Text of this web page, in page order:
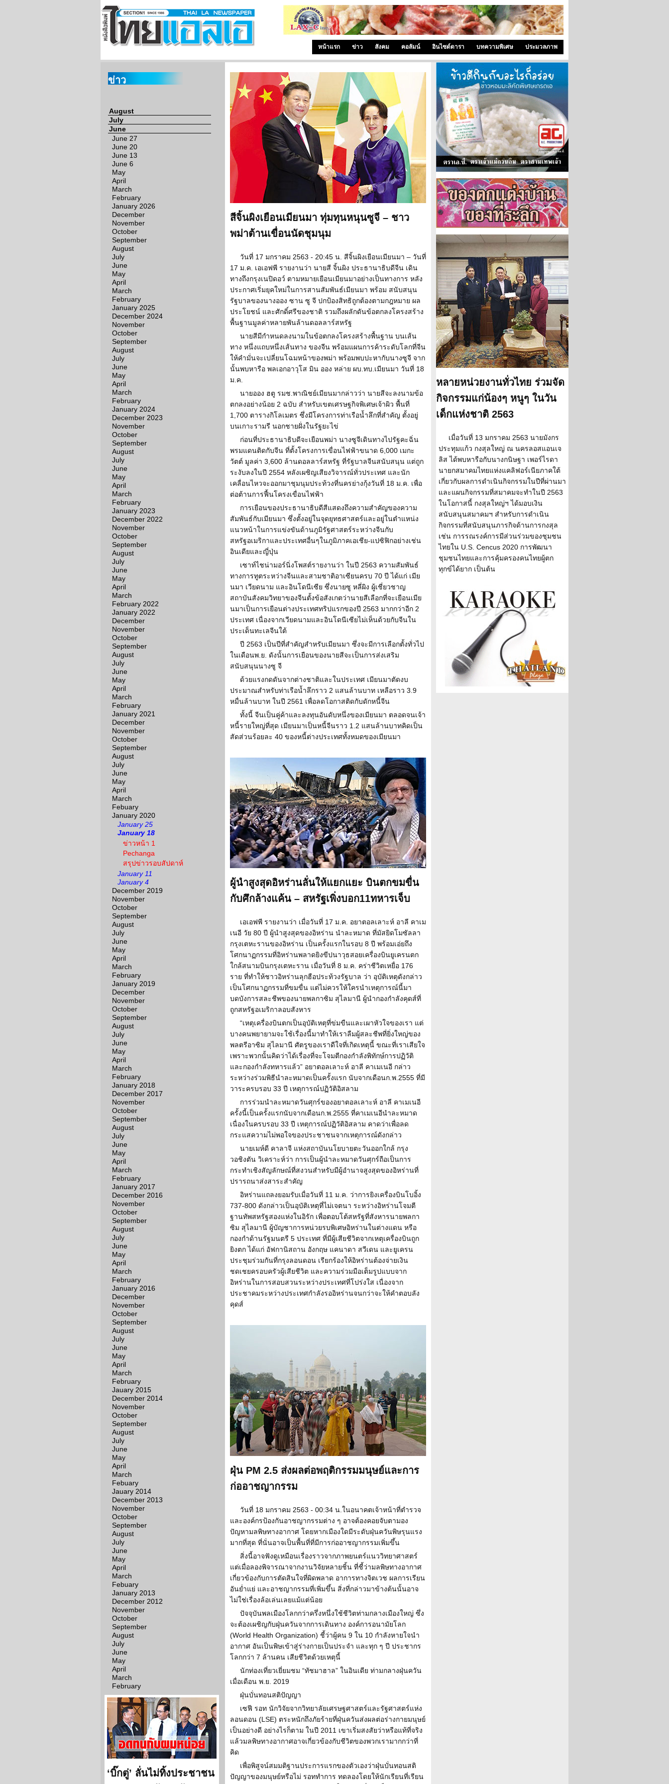
หน้าแรก ข่าว สังคม คอลัมน์ อินไซด์ดารา บทความพิเศษ ประมวลภาพ
ข่าว
August
July
June
June 27
June 20
June 13
June 6
May
April
March
February
January 2026
December
November
October
September
August
July
June
May
April
March
February
January 2025
December 2024
November
October
September
August
July
June
May
April
March
February
January 2024
December 2023
November
October
September
August
July
June
May
April
March
February
January 2023
December 2022
November
October
September
August
July
June
May
April
March
February 2022
January 2022
December
November
October
September
August
July
June
May
April
March
February
January 2021
December
November
October
September
August
July
June
May
April
March
Febuary
January 2020
January 25
January 18
ข่าวหน้า 1
Pechanga
สรุปข่าวรอบสัปดาห์
January 11
January 4
December 2019
November
October
September
August
July
June
May
April
March
February
January 2019
December
November
October
September
August
July
June
May
April
March
February
January 2018
December 2017
November
October
September
August
July
June
May
April
March
February
January 2017
December 2016
November
October
September
August
July
June
May
April
March
February
January 2016
December
November
October
September
August
July
June
May
April
March
February
Jauary 2015
December 2014
November
October
September
August
July
June
May
April
March
Febuary
Jauary 2014
December 2013
November
October
September
August
July
June
May
April
March
Febuary
January 2013
December 2012
November
October
September
August
July
June
May
April
March
February
‘บิ๊กตู่’ ลั่นไม่ทิ้งประชาชน
สีจิ้นผิงเยือนเมียนมา ทุ่มทุนหนุนซูจี – ชาว
พม่าต้านเขื่อนนัดชุมนุม
วันที่ 17 มกราคม 2563 - 20:45 น. สีจิ้นผิงเยือนเมียนมา – วันที่
17 ม.ค. เอเอฟพี รายงานว่า นายสี จิ้นผิง ประธานาธิบดีจีน เดิน
ทางถึงกรุงเนปิดอว์ ตามหมายเยือนเมียนมาอย่างเป็นทางการ หลัง
ประกาศเริ่มยุคใหม่ในการสานสัมพันธ์เมียนมา พร้อม สนับสนุน
รัฐบาลของนางออง ซาน ซู จี ปกป้องสิทธิถูกต้องตามกฎหมาย ผล
ประโยชน์ และศักดิ์ศรีของชาติ รวมถึงผลักดันข้อตกลงโครงสร้าง
พื้นฐานมูลค่าหลายพันล้านดอลลาร์สหรัฐ
นายสีมีกำหนดลงนามในข้อตกลงโครงสร้างพื้นฐาน บนเส้น
ทาง หนึ่งแถบหนึ่งเส้นทาง ของจีน พร้อมแผนการค้าระดับโลกที่จีน
ให้คำมั่นจะเปลี่ยนโฉมหน้าของพม่า พร้อมพบปะหากับนางซูจี จาก
นั้นพบหารือ พลเอกอาวุโส มิน ออง หล่าย ผบ.ทบ.เมียนมา วันที่ 18
ม.ค.
นายออง ฮตู รมช.พาณิชย์เมียนมากล่าวว่า นายสีจะลงนามข้อ
ตกลงอย่างน้อย 2 ฉบับ สำหรับเขตเศรษฐกิจพิเศษเจ้าผิว พื้นที่
1,700 ตารางกิโลเมตร ซึ่งมีโครงการท่าเรือน้ำลึกที่สำคัญ ตั้งอยู่
บนเกาะรามรี นอกชายฝั่งในรัฐยะไข่
ก่อนที่ประธานาธิบดีจะเยือนพม่า นางซูจีเดินทางไปรัฐคะฉิ่น
พรมแดนติดกับจีน ที่ตั้งโครงการเขื่อนไฟฟ้าขนาด 6,000 เมกะ
วัตต์ มูลค่า 3,600 ล้านดอลลาร์สหรัฐ ที่รัฐบาลจีนสนับสนุน แต่ถูก
ระงับลงในปี 2554 หลังเผชิญเสียงวิจารณ์ทั่วประเทศ และนัก
เคลื่อนไหวจะออกมาชุมนุมประท้วงที่นครย่างกุ้งวันที่ 18 ม.ค. เพื่อ
ต่อต้านการฟื้นโครงเขื่อนไฟฟ้า
การเยือนของประธานาธิบดีสีแสดงถึงความสำคัญของความ
สัมพันธ์กับเมียนมา ซึ่งตั้งอยู่ในจุดยุทธศาสตร์และอยู่ในตำแหน่ง
แนวหน้าในการแข่งขันด้านภูมิรัฐศาสตร์ระหว่างจีนกับ
สหรัฐอเมริกาและประเทศอื่นๆในภูมิภาคเอเชีย-แปซิฟิกอย่างเช่น
อินเดียและญี่ปุ่น
เซาท์ไชน่ามอร์นิ่งโพสต์รายงานว่า ในปี 2563 ความสัมพันธ์
ทางการทูตระหว่างจีนและสามชาติอาเซียนครบ 70 ปี ได้แก่ เมีย
นมา เวียดนาม และอินโดนีเซีย ซึ่งนายซู หลี่ผิง ผู้เชี่ยวชาญ
สถาบันสังคมวิทยาของจีนตั้งข้อสังเกตว่านายสีเลือกที่จะเยือนเมีย
นมาเป็นการเยือนต่างประเทศทริปแรกของปี 2563 มากกว่าอีก 2
ประเทศ เนื่องจากเวียดนามและอินโดนีเซียไม่เห็นด้วยกับจีนใน
ประเด็นทะเลจีนใต้
ปี 2563 เป็นปีที่สำคัญสำหรับเมียนมา ซึ่งจะมีการเลือกตั้งทั่วไป
ในเดือนพ.ย. ดังนั้นการเยือนของนายสีจะเป็นการส่งเสริม
สนับสนุนนางซู จี
ด้วยแรงกดดันจากต่างชาติและในประเทศ เมียนมาตัดงบ
ประมาณสำหรับท่าเรือน้ำลึกราว 2 แสนล้านบาท เหลือราว 3.9
หมื่นล้านบาท ในปี 2561 เพื่อลดโอกาสติดกับดักหนี้จีน
ทั้งนี้ จีนเป็นคู่ค้าและลงทุนอันดับหนึ่งของเมียนมา ตลอดจนเจ้า
หนี้รายใหญ่ที่สุด เมียนมาเป็นหนี้จีนราว 1.2 แสนล้านบาทคิดเป็น
สัดส่วนร้อยละ 40 ของหนี้ต่างประเทศทั้งหมดของเมียนมา
ผู้นำสูงสุดอิหร่านลั่นให้แยกแยะ บินตกขมขื่น
กับศึกล้างแค้น – สหรัฐเพิ่งบอก11ทหารเจ็บ
เอเอฟพี รายงานว่า เมื่อวันที่ 17 ม.ค. อยาตอลเลาะห์ อาลี คาเม
เนอี วัย 80 ปี ผู้นำสูงสุดของอิหร่าน นำละหมาด ที่มัสยิดโมซัลลา
กรุงเตหะรานของอิหร่าน เป็นครั้งแรกในรอบ 8 ปี พร้อมเอ่ยถึง
โศกนาฏกรรมที่อิหร่านพลาดยิงขีปนาวุธสอยเครื่องบินยูเครนตก
ใกล้สนามบินกรุงเตหะราน เมื่อวันที่ 8 ม.ค. คร่าชีวิตเหยื่อ 176
ราย ที่ทำให้ชาวอิหร่านลุกฮือประท้วงรัฐบาล ว่า อุบัติเหตุดังกล่าว
เป็นโศกนาฏกรรมที่ขมขื่น แต่ไม่ควรให้ใครนำเหตุการณ์นี้มา
บดบังการสละชีพของนายพลกาซิม สุไลมานี ผู้นำกองกำลังคุดส์ที่
ถูกสหรัฐอเมริกาลอบสังหาร
“เหตุเครื่องบินตกเป็นอุบัติเหตุที่ข่มขืนและเผาหัวใจของเรา แต่
บางคนพยายามจะใช้เรื่องนี้มาทำให้เราลืมผู้สละชีพที่ยิ่งใหญ่ของ
พลตรีอาซิม สุไลมานี ศัตรูของเราดีใจที่เกิดเหตุนี้ ขณะที่เราเสียใจ
เพราะพวกนั้นคิดว่าได้เรื่องที่จะโจมตีกองกำลังพิทักษ์การปฏิวัติ
และกองกำลังทหารแล้ว” อยาตอลเลาะห์ อาลี คาเมเนอี กล่าว
ระหว่างร่วมพิธีนำละหมาดเป็นครั้งแรก นับจากเดือนก.พ.2555 ที่มี
วาระครบรอบ 33 ปี เหตุการณ์ปฏิวัติอิสลาม
การร่วมนำละหมาดวันศุกร์ของอยาตอลเลาะห์ อาลี คาเมเนอี
ครั้งนี้เป็นครั้งแรกนับจากเดือนก.พ.2555 ที่คาเมเนอีนำละหมาด
เนื่องในครบรอบ 33 ปี เหตุการณ์ปฏิวัติอิสลาม คาดว่าเพื่อลด
กระแสความไม่พอใจของประชาชนจากเหตุการณ์ดังกล่าว
นายเมห์ดี คาลาจี แห่งสถาบันนโยบายตะวันออกใกล้ กรุง
วอชิงตัน วิเคราะห์ว่า การเป็นผู้นำละหมาดวันศุกร์ถือเป็นการ
กระทำเชิงสัญลักษณ์ที่สงวนสำหรับมีผู้อำนาจสูงสุดของอิหร่านที่
ปรารถนาส่งสาระสำคัญ
อิหร่านแถลงยอมรับเมื่อวันที่ 11 ม.ค. ว่าการยิงเครื่องบินโบอิ้ง
737-800 ดังกล่าวเป็นอุบัติเหตุที่ไม่เจตนา ระหว่างอิหร่านโจมตี
ฐานทัพสหรัฐสองแห่งในอิรัก เพื่อตอบโต้สหรัฐที่สังหารนายพลกา
ซิม สุไลมานี ผู้บัญชาการหน่วยรบพิเศษอิหร่านในต่างแดน หรือ
กองกำด้านรัฐมนตรี 5 ประเทศ ที่มีผู้เสียชีวิตจากเหตุเครื่องบินถูก
ยิงตก ได้แก่ อัฟกานิสถาน อังกฤษ แคนาดา สวีเดน และยูเครน
ประชุมร่วมกันที่กรุงลอนดอน เรียกร้องให้อิหร่านต้องจ่ายเงิน
ชดเชยครอบครัวผู้เสียชีวิต และความร่วมมือเต็มรูปแบบจาก
อิหร่านในการสอบสวนระหว่างประเทศที่โปร่งใส เนื่องจาก
ประชาคมระหว่างประเทศกำลังรออิหร่านจนกว่าจะให้คำตอบลัง
คุดส์
ฝุ่น PM 2.5 ส่งผลต่อพฤติกรรมมนุษย์และการ
ก่ออาชญากรรม
วันที่ 18 มกราคม 2563 - 00:34 น.ในอนาคตเจ้าหน้าที่ตำรวจ
และองค์กรป้องกันอาชญากรรมต่าง ๆ อาจต้องคอยจับตามอง
ปัญหามลพิษทางอากาศ โดยหากเมืองใดมีระดับฝุ่นควันพิษรุนแรง
มากที่สุด ที่นั่นอาจเป็นพื้นที่ที่มีการก่ออาชญากรรมเพิ่มขึ้น
สิ่งนี้อาจฟังดูเหมือนเรื่องราวจากภาพยนตร์แนววิทยาศาสตร์
แต่เมื่อลองพิจารณาจากงานวิจัยหลายชิ้น ที่ชี้ว่ามลพิษทางอากาศ
เกี่ยวข้องกับการตัดสินใจที่ผิดพลาด อาการทางจิตเวช ผลการเรียน
อันย่ำแย่ และอาชญากรรมที่เพิ่มขึ้น สิ่งที่กล่าวมาข้างต้นนั้นอาจ
ไม่ใช่เรื่องล้อเล่นเลยแม้แต่น้อย
ปัจจุบันพลเมืองโลกกว่าครึ่งหนึ่งใช้ชีวิตท่ามกลางเมืองใหญ่ ซึ่ง
จะต้องเผชิญกับฝุ่นควันจากการเดินทาง องค์การอนามัยโลก
(World Health Organization) ชี้ว่าผู้คน 9 ใน 10 กำลังหายใจนำ
อากาศ อันเป็นพิษเข้าสู่ร่างกายเป็นประจำ และทุก ๆ ปี ประชากร
โลกกว่า 7 ล้านคน เสียชีวิตด้วยเหตุนี้
นักท่องเที่ยวเยี่ยมชม “ทัชมาฮาล” ในอินเดีย ท่ามกลางฝุ่นควัน
เมื่อเดือน พ.ย. 2019
ฝุ่นบั่นทอนสติปัญญา
เซฟี รอท นักวิจัยจากวิทยาลัยเศรษฐศาสตร์และรัฐศาสตร์แห่ง
ลอนดอน (LSE) ตระหนักถึงภัยร้ายที่ฝุ่นควันส่งผลต่อร่างกายมนุษย์
เป็นอย่างดี อย่างไรก็ตาม ในปี 2011 เขาเริ่มสงสัยว่าหรือแท้ที่จริง
แล้วมลพิษทางอากาศอาจเกี่ยวข้องกับชีวิตของพวกเรามากกว่าที่
คิด
เพื่อพิสูจน์สมมติฐานประการแรกของตัวเองว่าฝุ่นบั่นทอนสติ
ปัญญาของมนุษย์หรือไม่ รอททำการ ทดลองโดยให้นักเรียนที่เรียน
หลายหน่วยงานทั่วไทย ร่วมจัด
กิจกรรมแก่น้องๆ หนูๆ ในวัน
เด็กแห่งชาติ 2563
เมื่อวันที่ 13 มกราคม 2563 นายมังกร
ประทุมแก้ว กงสุลใหญ่ ณ นครลอสแอนเจ
ลิส ได้พบหารือกับนางกนิษฐา เพอร์ไรดา
นายกสมาคมไทยแห่งแคลิฟอร์เนียภาคใต้
เกี่ยวกับผลการดำเนินกิจกรรมในปีที่ผ่านมา
และแผนกิจกรรมที่สมาคมจะทำในปี 2563
ในโอกาสนี้ กงสุลใหญ่ฯ ได้มอบเงิน
สนับสนุนสมาคมฯ สำหรับการดำเนิน
กิจกรรมที่สนับสนุนภารกิจด้านการกงสุล
เช่น การรณรงค์การมีส่วนร่วมของชุมชน
ไทยใน U.S. Cencus 2020 การพัฒนา
ชุมชนไทยและการคุ้มครองคนไทยผู้ตก
ทุกข์ได้ยาก เป็นต้น